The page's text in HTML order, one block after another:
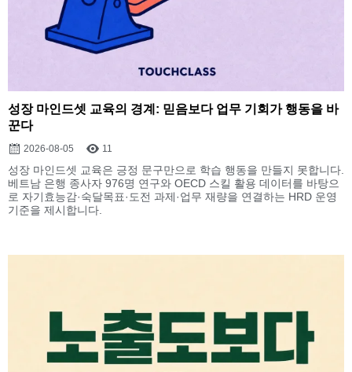
성장 마인드셋 교육의 경계: 믿음보다 업무 기회가 행동을 바
꾼다
2026-08-05 11
성장 마인드셋 교육은 긍정 문구만으로 학습 행동을 만들지 못합니다.
베트남 은행 종사자 976명 연구와 OECD 스킬 활용 데이터를 바탕으
로 자기효능감·숙달목표·도전 과제·업무 재량을 연결하는 HRD 운영
기준을 제시합니다.